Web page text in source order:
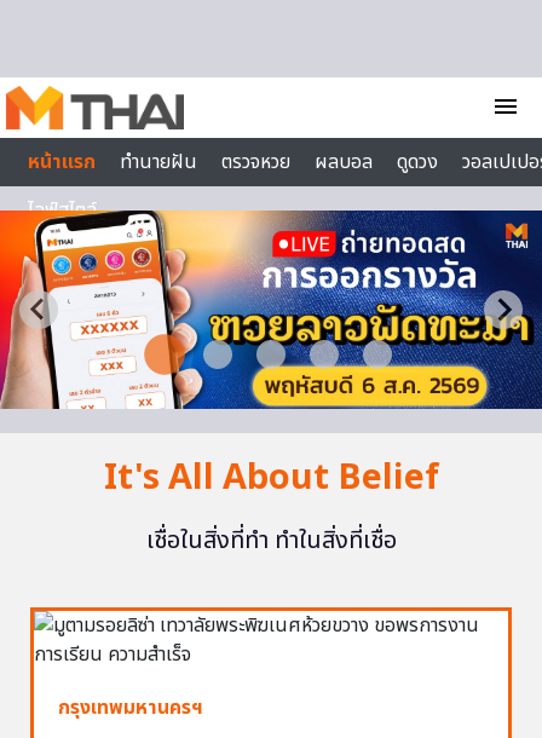
menu
หน้าแรก
ทำนายฝัน ตรวจหวย ผลบอล ดูดวง
วอลเปเป
ไลฟ์สไตล์
It's All About Belief
เชื่อในสิ่งที่ทำ ทำในสิ่งที่เชื่อ
กรุงเทพมหานครฯ